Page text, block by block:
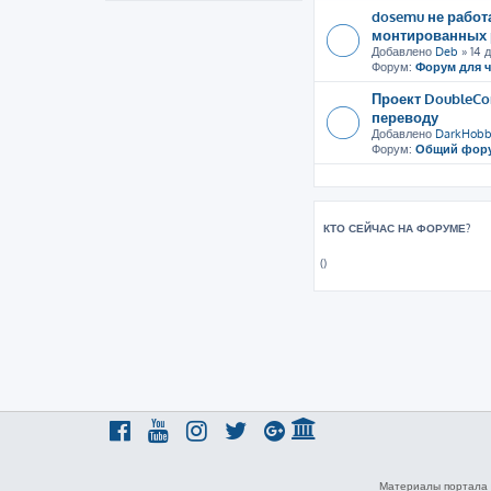
dosemu не
монтированных
Добавлено Deb » 14
Форум: Форум для
Проект
переводу
Добавлено
Форум: Общий
КТО СЕЙЧАС НА ФОРУМЕ?
()
Материалы портала